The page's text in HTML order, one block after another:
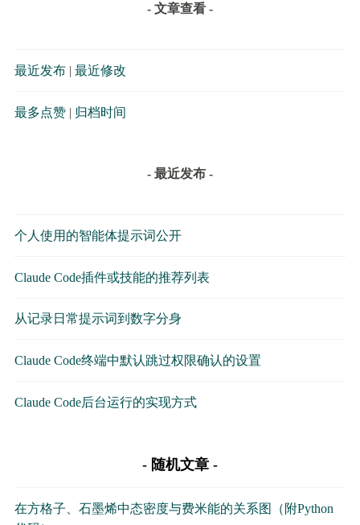
- 文章查看 -
最近发布| 最近修改
最多点赞| 归档时间
- 最近发布 -
个人使用的智能体提示词公开
Claude Code插件或技能的推荐列表
从记录日常提示词到数字分身
Claude Code终端中默认跳过权限确认的设置
Claude Code后台运行的实现方式
随机文章
在方格子、石墨烯中态密度与费米能的关系图（附Python